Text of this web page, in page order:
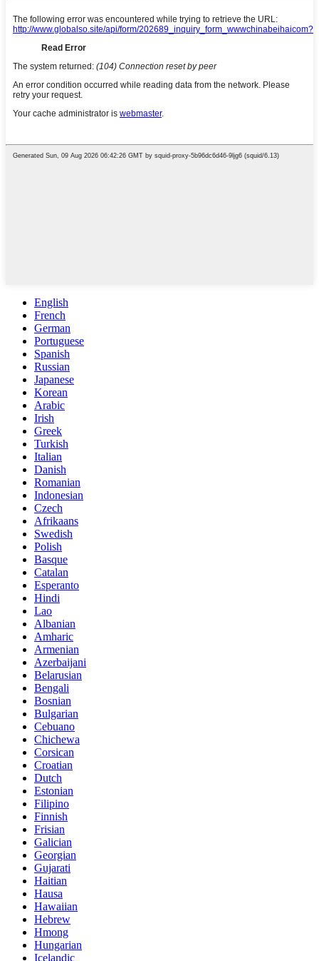
English
French
German
Portuguese
Spanish
Russian
Japanese
Korean
Arabic
Irish
Greek
Turkish
Italian
Danish
Romanian
Indonesian
Czech
Afrikaans
Swedish
Polish
Basque
Catalan
Esperanto
Hindi
Lao
Albanian
Amharic
Armenian
Azerbaijani
Belarusian
Bengali
Bosnian
Bulgarian
Cebuano
Chichewa
Corsican
Croatian
Dutch
Estonian
Filipino
Finnish
Frisian
Galician
Georgian
Gujarati
Haitian
Hausa
Hawaiian
Hebrew
Hmong
Hungarian
Icelandic